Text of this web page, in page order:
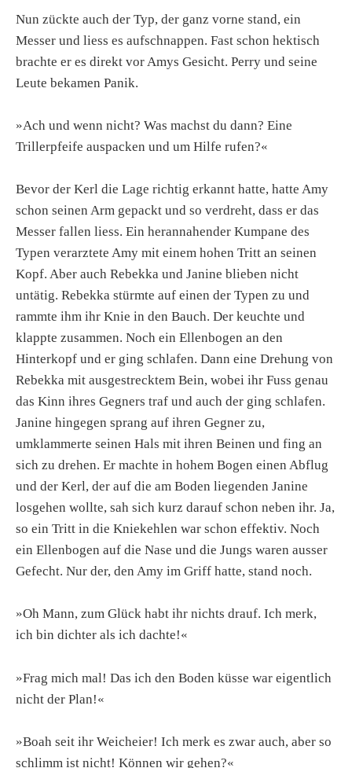
Nun zückte auch der Typ, der ganz vorne stand, ein
Messer und liess es aufschnappen. Fast schon hektisch
brachte er es direkt vor Amys Gesicht. Perry und seine
Leute bekamen Panik.
»Ach und wenn nicht? Was machst du dann? Eine
Trillerpfeife auspacken und um Hilfe rufen?«
Bevor der Kerl die Lage richtig erkannt hatte, hatte Amy
schon seinen Arm gepackt und so verdreht, dass er das
Messer fallen liess. Ein herannahender Kumpane des
Typen verarztete Amy mit einem hohen Tritt an seinen
Kopf. Aber auch Rebekka und Janine blieben nicht
untätig. Rebekka stürmte auf einen der Typen zu und
rammte ihm ihr Knie in den Bauch. Der keuchte und
klappte zusammen. Noch ein Ellenbogen an den
Hinterkopf und er ging schlafen. Dann eine Drehung von
Rebekka mit ausgestrecktem Bein, wobei ihr Fuss genau
das Kinn ihres Gegners traf und auch der ging schlafen.
Janine hingegen sprang auf ihren Gegner zu,
umklammerte seinen Hals mit ihren Beinen und fing an
sich zu drehen. Er machte in hohem Bogen einen Abflug
und der Kerl, der auf die am Boden liegenden Janine
losgehen wollte, sah sich kurz darauf schon neben ihr. Ja,
so ein Tritt in die Kniekehlen war schon effektiv. Noch
ein Ellenbogen auf die Nase und die Jungs waren ausser
Gefecht. Nur der, den Amy im Griff hatte, stand noch.
»Oh Mann, zum Glück habt ihr nichts drauf. Ich merk,
ich bin dichter als ich dachte!«
»Frag mich mal! Das ich den Boden küsse war eigentlich
nicht der Plan!«
»Boah seit ihr Weicheier! Ich merk es zwar auch, aber so
schlimm ist nicht! Können wir gehen?«